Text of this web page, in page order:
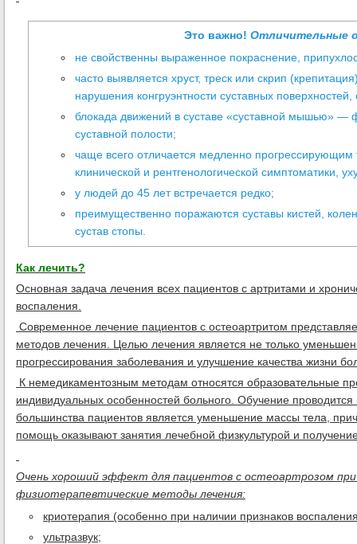
Это важно! Отличительные
не свойственны выраженное покраснение,
часто выявляется хруст, треск или скрип
нарушения конгруэнтности суставных
блокада движений в суставе «суставной мышью»
суставной полости;
чаще всего отличается медленно
клинической и рентгенологической симптоматики,
у людей до 45 лет встречается редко;
преимущественно поражаются суставы кистей,
сустав стопы.
Как лечить?
Основная задача лечения всех пациентов с артритами и
воспаления.
Современное лечение пациентов с остеоартритом
методов лечения. Целью лечения является не только
прогрессирования заболевания и улучшение качества жизни
К немедикаментозным методам относятся образовательные
индивидуальных особенностей больного. Обучение
большинства пациентов является уменьшение массы тела,
помощь оказывают занятия лечебной физкультурой и
Очень хороший эффект для пациентов с остеоартрозом
физиотерапевтические методы лечения:
криотерапия (особенно при наличии признаков
ультразвук;